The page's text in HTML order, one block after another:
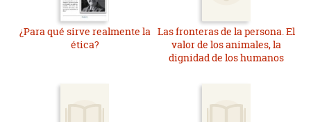
¿Para qué sirve realmente la
ética?
Las fronteras de la persona. El
valor de los animales, la
dignidad de los humanos